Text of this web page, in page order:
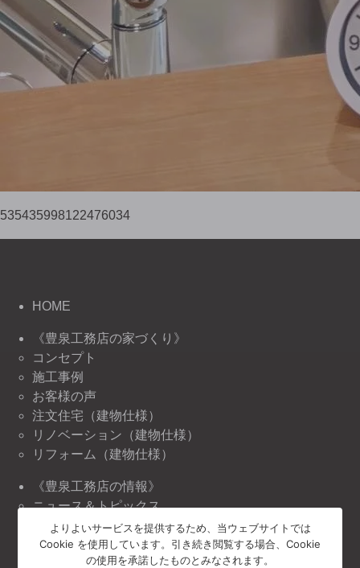
535435998122476034
HOME
《豊泉工務店の家づくり》
コンセプト
施工事例
お客様の声
注文住宅（建物仕様）
リノベーション（建物仕様）
リフォーム（建物仕様）
《豊泉工務店の情報》
ニュース＆トピックス
イベント情報
《豊泉工務店について》
よりよいサービスを提供するため、当ウェブサイトでは
Cookie を使用しています。引き続き閲覧する場合、Cookie
の使用を承諾したものとみなされます。